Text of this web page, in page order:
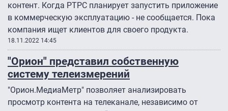
контент. Когда РТРС планирует запустить приложение
в коммерческую эксплуатацию - не сообщается. Пока
компания ищет клиентов для своего продукта.
18.11.2022 14:45
"Орион" представил собственную
систему телеизмерений
"Орион.МедиаМетр" позволяет анализировать
просмотр контента на телеканале, независимо от